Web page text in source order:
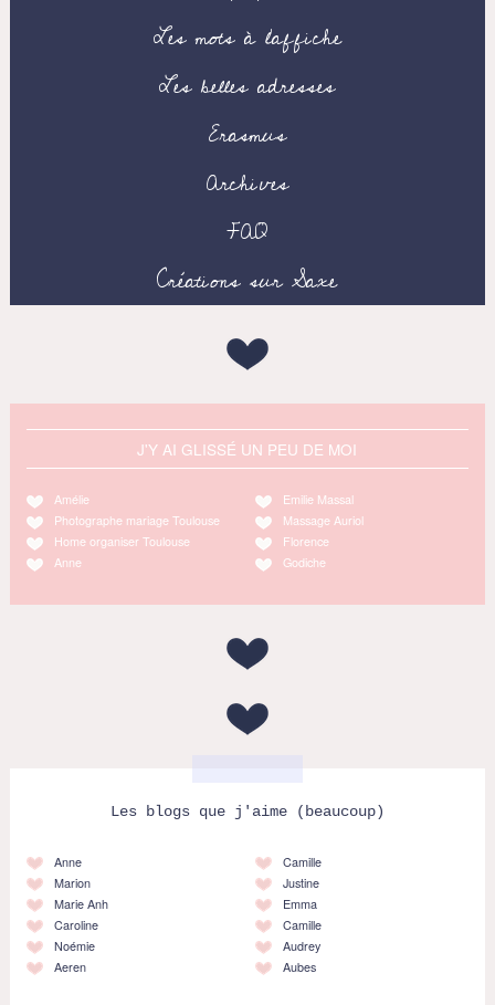
Les mots à l’affiche
Les belles adresses
Erasmus
Archives
FAQ
Créations sur Saxe
J'Y AI GLISSÉ UN PEU DE MOI
Amélie
Photographe mariage Toulouse
Home organiser Toulouse
Anne
Emilie Massal
Massage Auriol
Florence
Godiche
Les blogs que j'aime (beaucoup)
Anne
Marion
Marie Anh
Caroline
Noémie
Aeren
Camille
Justine
Emma
Camille
Audrey
Aubes